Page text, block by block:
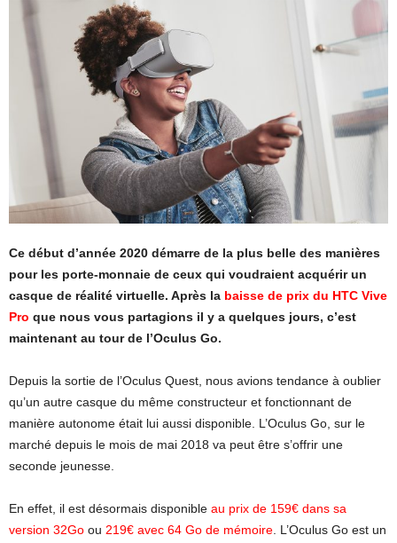
Ce début d’année 2020 démarre de la plus belle des manières
pour les porte-monnaie de ceux qui voudraient acquérir un
casque de réalité virtuelle. Après la baisse de prix du HTC Vive
Pro que nous vous partagions il y a quelques jours, c’est
maintenant au tour de l’Oculus Go.
Depuis la sortie de l’Oculus Quest, nous avions tendance à oublier
qu’un autre casque du même constructeur et fonctionnant de
manière autonome était lui aussi disponible. L’Oculus Go, sur le
marché depuis le mois de mai 2018 va peut être s’offrir une
seconde jeunesse.
En effet, il est désormais disponible au prix de 159€ dans sa
version 32Go ou 219€ avec 64 Go de mémoire . L’Oculus Go est un